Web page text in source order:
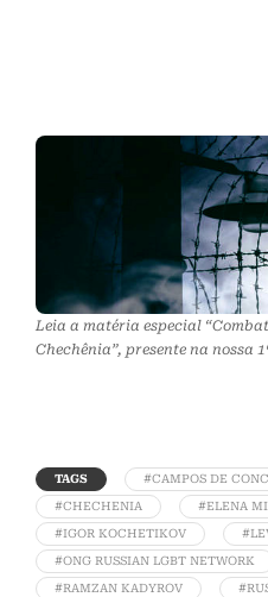
Leia a matéria especial
Chechênia”, presente na nossa
TAGS #CAMPOS DE
#CHECHENIA #ELENA
#IGOR KOCHETIKOV
#ONG RUSSIAN LGBT NETWORK
#RAMZAN KADYROV